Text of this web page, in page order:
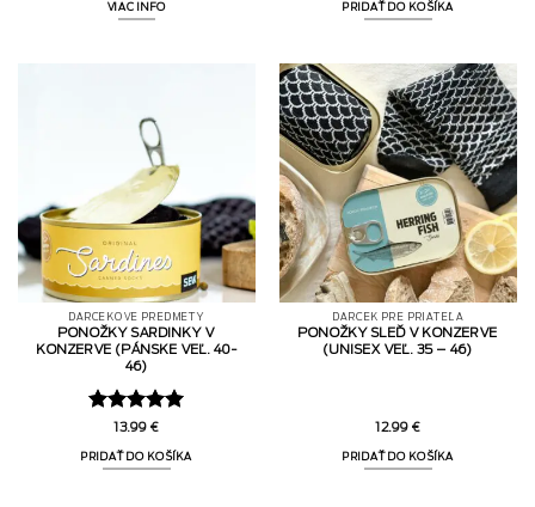
VIAC INFO PRIDAŤ DO KOŠÍKA
DARČEKOVÉ PREDMETY
PONOŽKY SARDINKY V
KONZERVE (PÁNSKE VEĽ. 40-
46)
Hodnotenie
z 5
13.99 €
PRIDAŤ DO KOŠÍKA
DARČEK PRE PRIATEĽA
PONOŽKY SLEĎ V KONZERVE
(UNISEX VEĽ. 35 – 46)
12.99 €
PRIDAŤ DO KOŠÍKA